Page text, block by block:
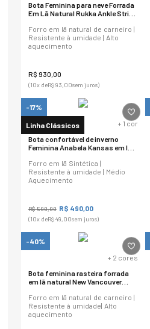
Bota Feminina para neve Forrada
Em Lã Natural Rukka Ankle Strip
Forro em lã natural de carneiro |
Resistente à umidade | Alto
aquecimento
R$ 930,00
(10x deR$93,00sem juros)
-17%
Linha Clássicos + 1 cor
Bota confortável de inverno
Feminina Anabela Kansas em lã
Forro em lã Sintética |
Resistente à umidade | Médio
Aquecimento
R$590,00 R$ 490,00
(10x deR$49,00sem juros)
-40%
+ 2 cores
Bota feminina rasteira forrada
em lã natural New Vancouver
Forro em lã natural de carneiro |
Resistente à umidade| Alto
aquecimento